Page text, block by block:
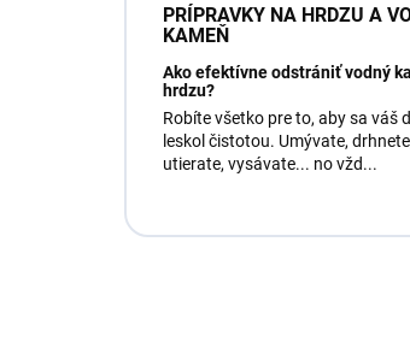
PRÍPRAVKY NA HRDZU A
KAMEŇ
Ako efektívne odstrániť vodný
hrdzu?
Robíte všetko pre to, aby sa váš
leskol čistotou. Umývate,
utierate, vysávate... no vžd...